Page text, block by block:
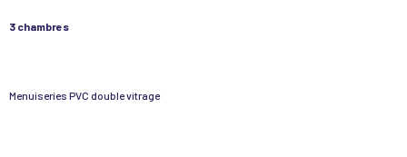
3 chambres
Menuiseries PVC double vitrage